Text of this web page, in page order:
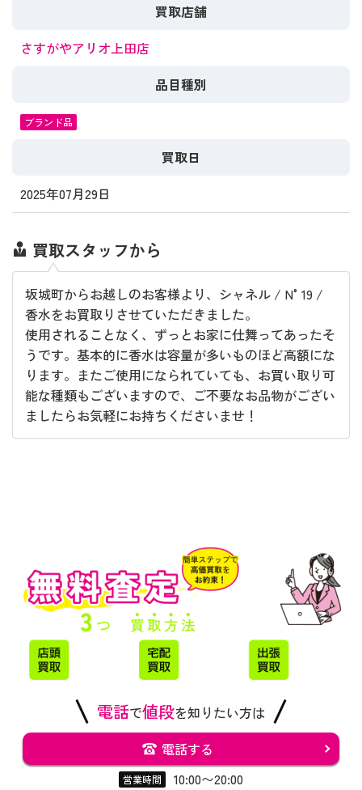
買取店舗
さすがやアリオ上田店
品目種別
ブランド品
買取日
2025年07月29日
買取スタッフから
坂城町からお越しのお客様より、シャネル / N°19 /
香水をお買取りさせていただきました。
使用されることなく、ずっとお家に仕舞ってあったそ
うです。基本的に香水は容量が多いものほど高額にな
ります。またご使用になられていても、お買い取り可
能な種類もございますので、ご不要なお品物がござい
ましたらお気軽にお持ちくださいませ！
電話で値段を知りたい方は
電話する
営業時間 10:00〜20:00